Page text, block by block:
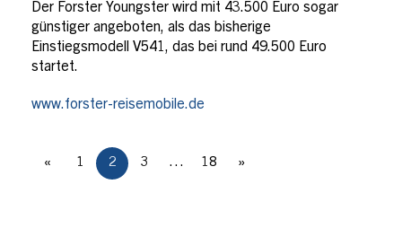
Der Forster Youngster wird mit 43.500 Euro sogar
günstiger angeboten, als das bisherige
Einstiegsmodell V541, das bei rund 49.500 Euro
startet.
www.forster-reisemobile.de
« 1 2 3 … 18 »